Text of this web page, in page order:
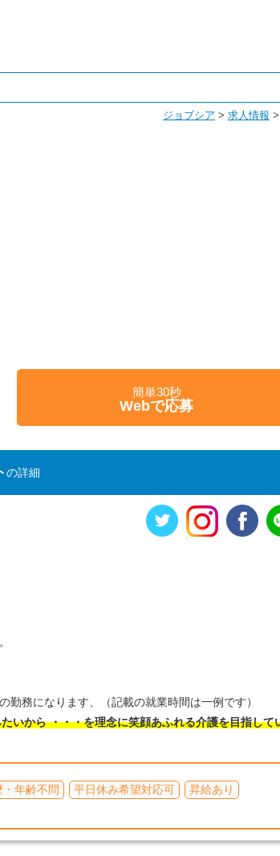
ジョブシア > 求人情報
簡単30秒
Webで応募
の詳細
務になります、（記載の就業時間は一例です）
いから ・・・を理念に笑顔あふれる介護を目指して
・年齢不問 平日休み希望対応可
昇給あり